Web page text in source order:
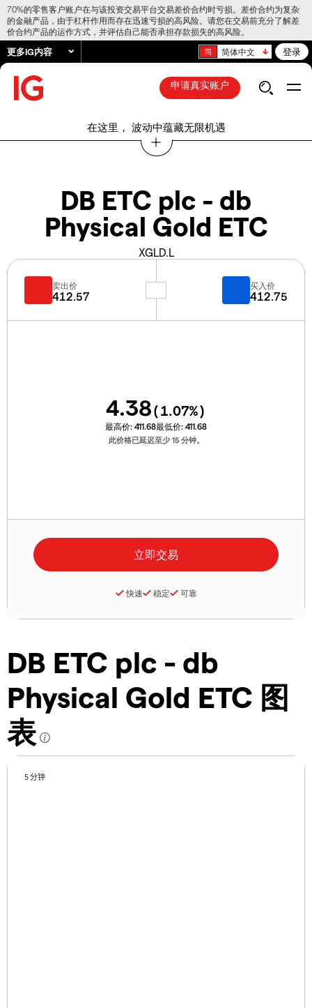
70%的零售客户账户在与该投资交易平台交易差价合约时亏损。差价合约为复杂
的金融产品，由于杠杆作用而存在迅速亏损的高风险。请您在交易前充分了解差
价合约产品的运作方式，并评估自己能否承担存款损失的高风险。
更多IG内容 简体中文 登录
申请真实账户
在这里， 波动中蕴藏无限机遇
DB ETC plc - db
Physical Gold ETC
XGLD.L
DB ETC plc - db
Physical Gold ETC 图
表
5 分钟
卖出价
412.57
买入价
412.75
4.38(1.07%)
最高价: 411.68最低价: 411.68
此价格已延迟至少 15 分钟。
快速 稳定 可靠